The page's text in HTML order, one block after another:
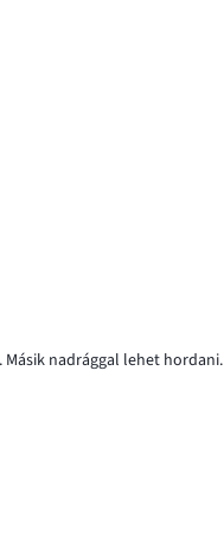
nadrággal lehet hordani.